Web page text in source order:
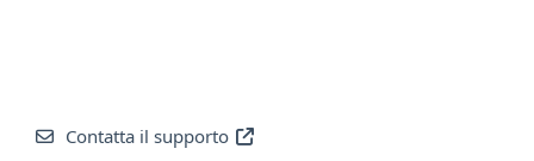
Contatta il supporto